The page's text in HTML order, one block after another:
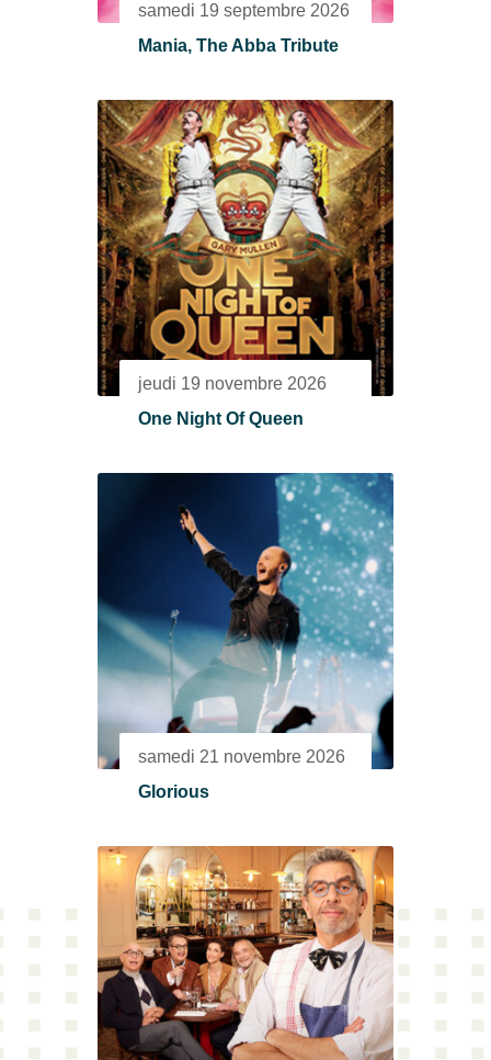
samedi 19 septembre 2026
Mania, The Abba Tribute
jeudi 19 novembre 2026
One Night Of Queen
samedi 21 novembre 2026
Glorious